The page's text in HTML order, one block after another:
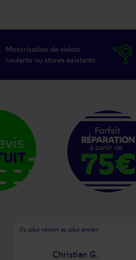
Motorisation de volets
roulants ou stores existants
Du plus récent au plus ancien
Christian G.